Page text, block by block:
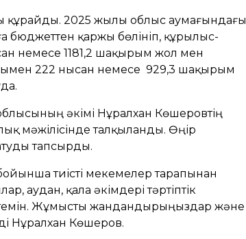
құрайды. 2025 жылы облыс аумағындағы
бюджеттен қаржы бөлініп, құрылыс-
немесе 1181,2 шақырым жол мен
222 нысан немесе 929,3 шақырым
әкімі Нұралхан Көшеровтің
мәжілісінде талқыланды. Өңір
тапсырды.
тиісті мекемелер тарапынан
аудан, қала әкімдері тәртіптік
Жұмысты жандандырыңыздар және
Нұралхан Көшеров.